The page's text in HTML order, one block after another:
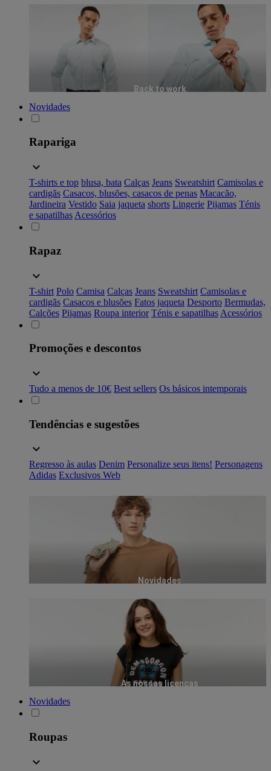
Back to work
Novidades
Rapariga
T-shirts e top blusa, bata Calças Jeans Sweatshirt Camisolas e
cardigãs Casacos, blusões, casacos de penas Macacão,
Jardineira Vestido Saia jaqueta shorts Lingerie Pijamas Ténis
e sapatilhas Acessórios
Rapaz
T-shirt Polo Camisa Calças Jeans Sweatshirt Camisolas e
cardigãs Casacos e blusões Fatos jaqueta Desporto Bermudas,
Calções Pijamas Roupa interior Ténis e sapatilhas Acessórios
Promoções e descontos
Tudo a menos de 10€ Best sellers Os básicos intemporais
Tendências e sugestões
Regresso às aulas Denim Personalize seus itens! Personagens
Adidas Exclusivos Web
Novidades
As nossas licenças
Novidades
Roupas